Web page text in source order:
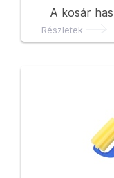
A kosár
Részletek